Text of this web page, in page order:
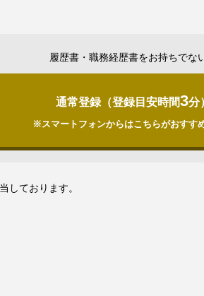
履歴書・職務経歴書をお持ちでな
通常登録（登録目安時間3分）
※スマートフォンからはこちらがおすすめ
しております。